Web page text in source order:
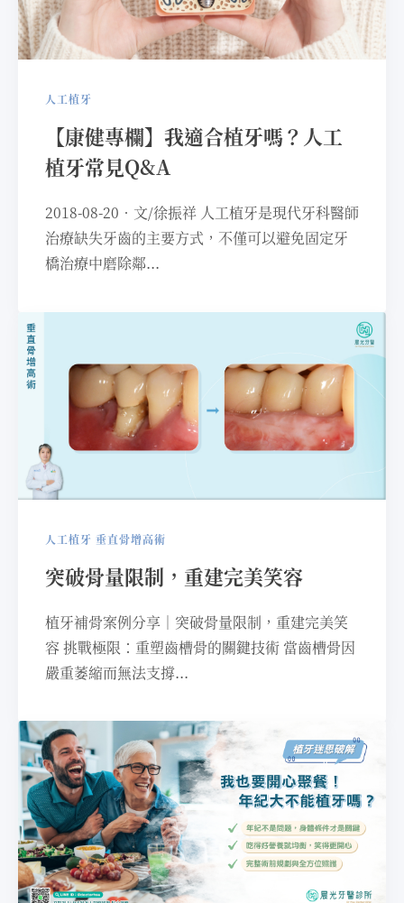
人工植牙
【康健專欄】我適合植牙嗎？人工
植牙常見Q&A
2018-08-20．文/徐振祥 人工植牙是現代牙科醫師
治療缺失牙齒的主要方式，不僅可以避免固定牙
橋治療中磨除鄰...
人工植牙 垂直骨增高術
突破骨量限制，重建完美笑容
植牙補骨案例分享｜突破骨量限制，重建完美笑
容 挑戰極限：重塑⿒槽骨的關鍵技術 當⿒槽骨因
嚴重萎縮⽽無法⽀撐...